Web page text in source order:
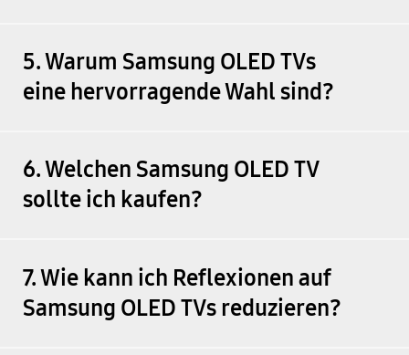
5. Warum Samsung OLED TVs
eine hervorragende Wahl sind?
6. Welchen Samsung OLED TV
sollte ich kaufen?
7. Wie kann ich Reflexionen auf
Samsung OLED TVs reduzieren?